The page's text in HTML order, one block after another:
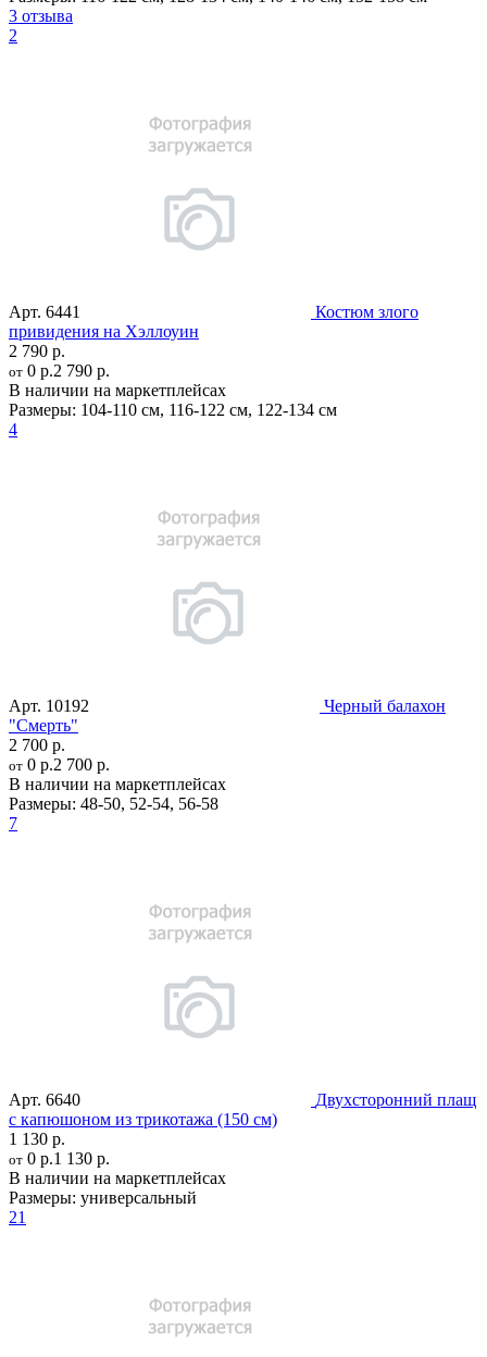
3 отзыва
2
Арт. 6441
Костюм злого
привидения на Хэллоуин
2 790 р.
от 0 р.2 790 р.
В наличии на маркетплейсах
Размеры: 104-110 см, 116-122 см, 122-134 см
4
Арт. 10192
Черный балахон
"Смерть"
2 700 р.
от 0 р.2 700 р.
В наличии на маркетплейсах
Размеры: 48-50, 52-54, 56-58
7
Арт. 6640
Двухсторонний плащ
c капюшоном из трикотажа (150 см)
1 130 р.
от 0 р.1 130 р.
В наличии на маркетплейсах
Размеры: универсальный
21